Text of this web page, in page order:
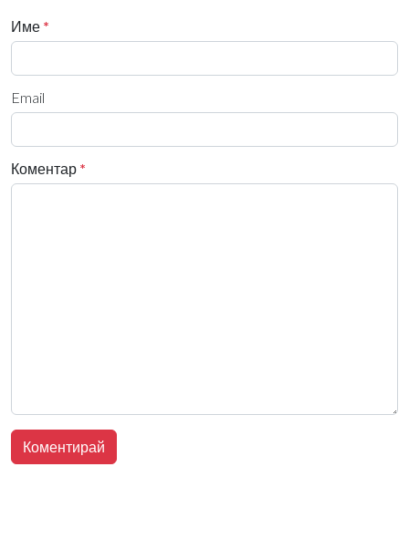
Име *
Email
Коментар *